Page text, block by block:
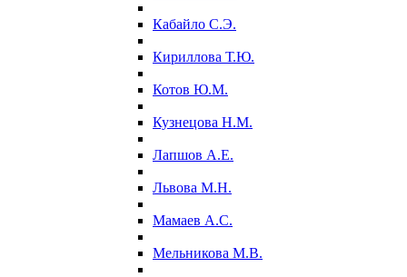
Кабайло С.Э.
Кириллова Т.Ю.
Котов Ю.М.
Кузнецова Н.М.
Лапшов А.Е.
Львова М.Н.
Мамаев А.С.
Мельникова М.В.